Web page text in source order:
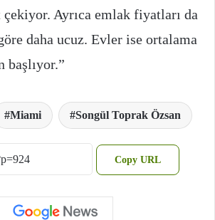
Ayrıca emlak fiyatları da
daha ucuz. Evler ise ortalama
başlıyor.”
Miami Songül Toprak Özsan
Copy URL